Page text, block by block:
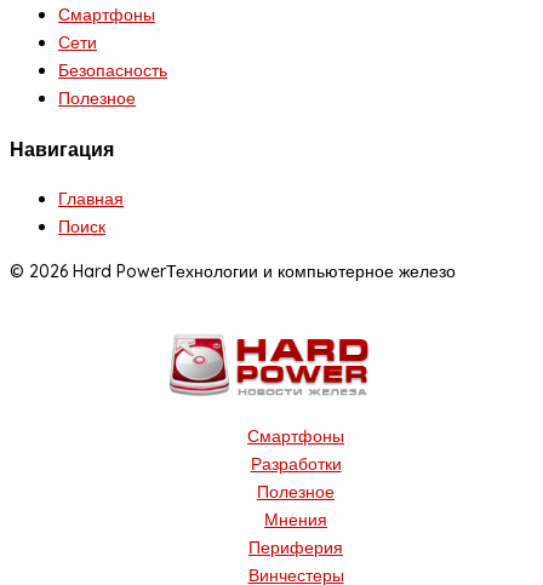
Смартфоны
Сети
Безопасность
Полезное
Навигация
Главная
Поиск
© 2026 Hard PowerТехнологии и компьютерное железо
Смартфоны
Разработки
Полезное
Мнения
Периферия
Винчестеры